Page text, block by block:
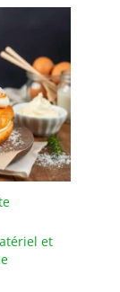
et